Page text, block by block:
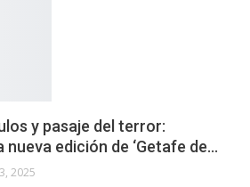
y pasaje del terror:
edición de ‘Getafe de…
2025